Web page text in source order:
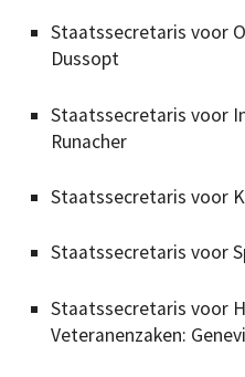
Staatssecretaris voor
Dussopt
Staatssecretaris voor
Runacher
Staatssecretaris voor
Staatssecretaris voor
Staatssecretaris voor
Veteranenzaken: